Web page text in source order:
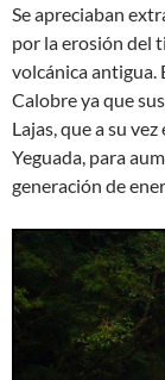
Se apreciaban
por la erosión del
volcánica antigua.
Calobre ya que
Lajas, que a su
Yeguada, para
generación de